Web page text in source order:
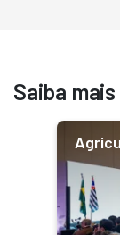
Saiba mais